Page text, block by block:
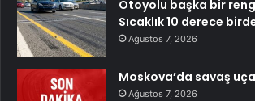
Otoyolu başka bir
Sıcaklık 10 derece
Ağustos 7, 2026
Moskova’da savaş
Ağustos 7, 2026